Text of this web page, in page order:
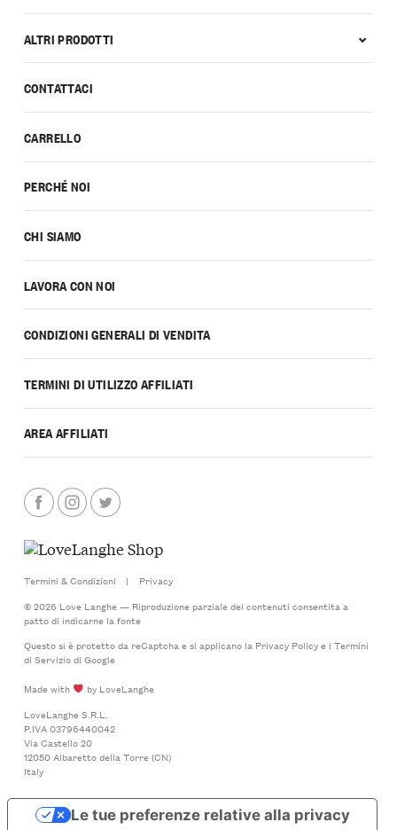
CONTATTACI
CARRELLO
PERCHÉ NOI
CHI SIAMO
LAVORA CON NOI
CONDIZIONI GENERALI DI VENDITA
TERMINI DI UTILIZZO AFFILIATI
AREA AFFILIATI
ALTRI PRODOTTI
Termini & Condizioni |
Privacy
© 2026 Love Langhe — Riproduzione parziale dei contenuti consentita a
patto di indicarne la fonte
Questo si è protetto da reCaptcha e si applicano la Privacy Policye i Termini
di Serviziodi Google
Made with
by LoveLanghe
LoveLanghe S.R.L.
P.IVA 03796440042
Via Castello 20
12050 Albaretto della Torre (CN)
Italy
Le tue preferenze relative alla privacy